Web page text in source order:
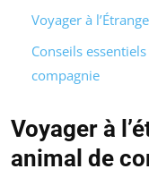
Voyager à
Conseils
compagnie
Voyager à
animal de